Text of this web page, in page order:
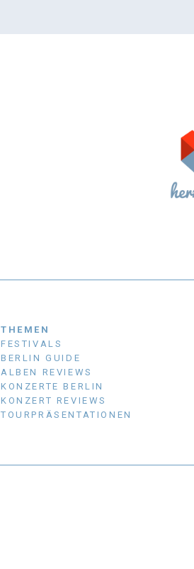
THEMEN
FESTIVALS
BERLIN GUIDE
ALBEN REVIEWS
KONZERTE BERLIN
KONZERT REVIEWS
TOURPRÄSENTATIONEN